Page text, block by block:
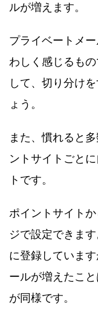
ルが増えます。
プライベートメ
わしく感じるも
して、切り分け
ょう。
また、慣れると
ントサイトごと
トです。
ポイントサイト
ジで設定できま
に登録していま
ールが増えたこ
が同様です。